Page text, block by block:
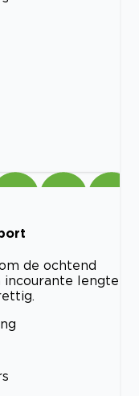
de ochtend
lengte